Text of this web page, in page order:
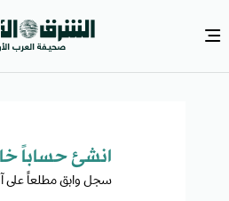
انشئ حساباً
سجل وابق مطلعاً على